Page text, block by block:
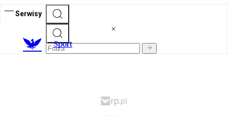
Serwisy
Sport